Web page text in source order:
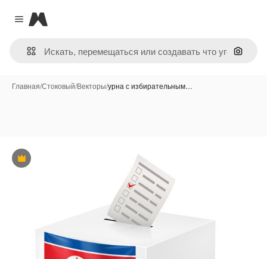
Close menu
Magnific
Поиск
Главная/Стоковый/Векторы/урна с избирательным…
Премиум